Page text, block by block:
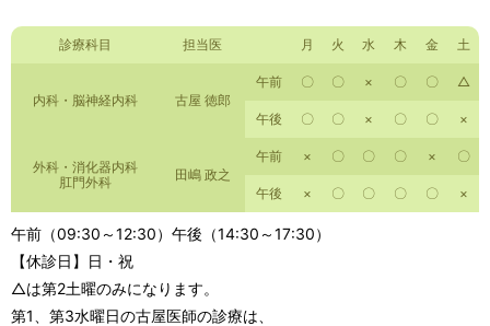
診療科目 担当医 月 火 水 木 金 土
内科・脳神経内科 古屋 徳郎
午前 〇 〇 × 〇 〇 △
午後 〇 〇 × 〇 〇 ×
外科・消化器内科
肛門外科
田嶋 政之
午前 × 〇 〇 〇 × 〇
午後 × 〇 〇 〇 〇 ×
午前（09:30～12:30）午後（14:30～17:30）
【休診日】日・祝
△は第2土曜のみになります。
第1、第3水曜日の古屋医師の診療は、